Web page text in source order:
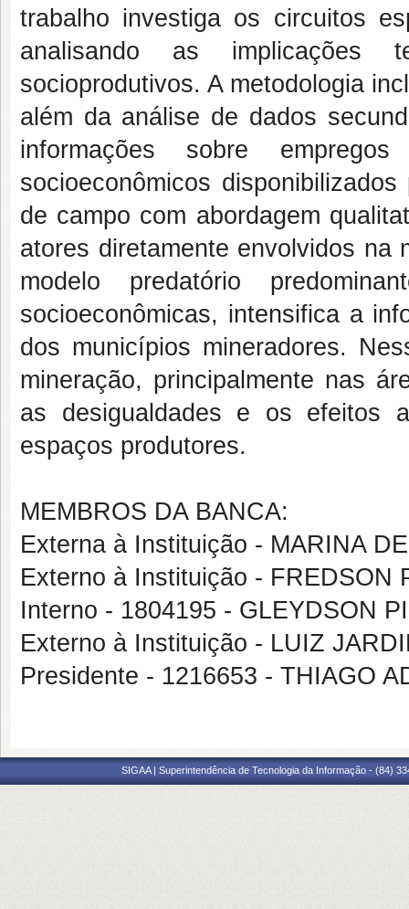
trabalho investiga os circuitos
analisando as implicações
socioprodutivos. A metodologia
além da análise de dados
informações sobre
socioeconômicos
de campo com abordagem
atores diretamente envolvidos na
modelo predatório
socioeconômicas, intensifica a
dos municípios mineradores.
mineração, principalmente nas
as desigualdades e os efeitos
espaços produtores.
MEMBROS DA BANCA:
Externa à Instituição - MARINA
Externo à Instituição - FREDSON
Interno - 1804195 - GLEYDSON
Externo à Instituição - LUIZ
Presidente - 1216653 - THIAGO
SIGAA | Superintendência de Tecnologia da Informação - (84)